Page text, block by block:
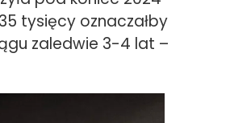
tysięcy oznaczałby
zaledwie 3-4 lat –